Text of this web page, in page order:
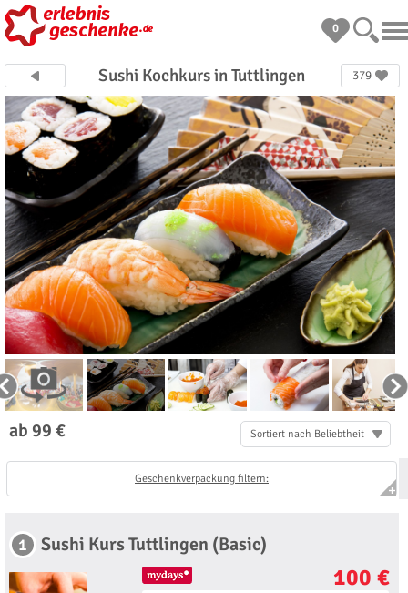
0
Sushi Kochkurs in Tuttlingen 379
ab 99 € Sortiert nach Beliebtheit
Geschenkverpackung filtern:
1 Sushi Kurs Tuttlingen (Basic)
100 €